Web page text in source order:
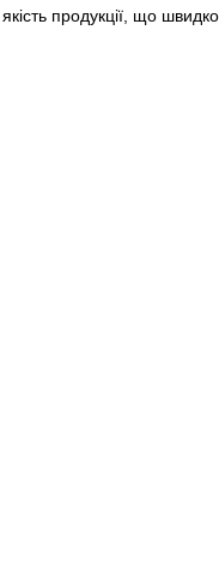
продукції, що